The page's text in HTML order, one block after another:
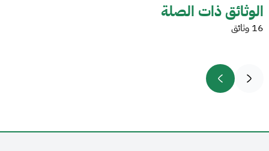
الوثائق ذات الصلة
16 وثائق